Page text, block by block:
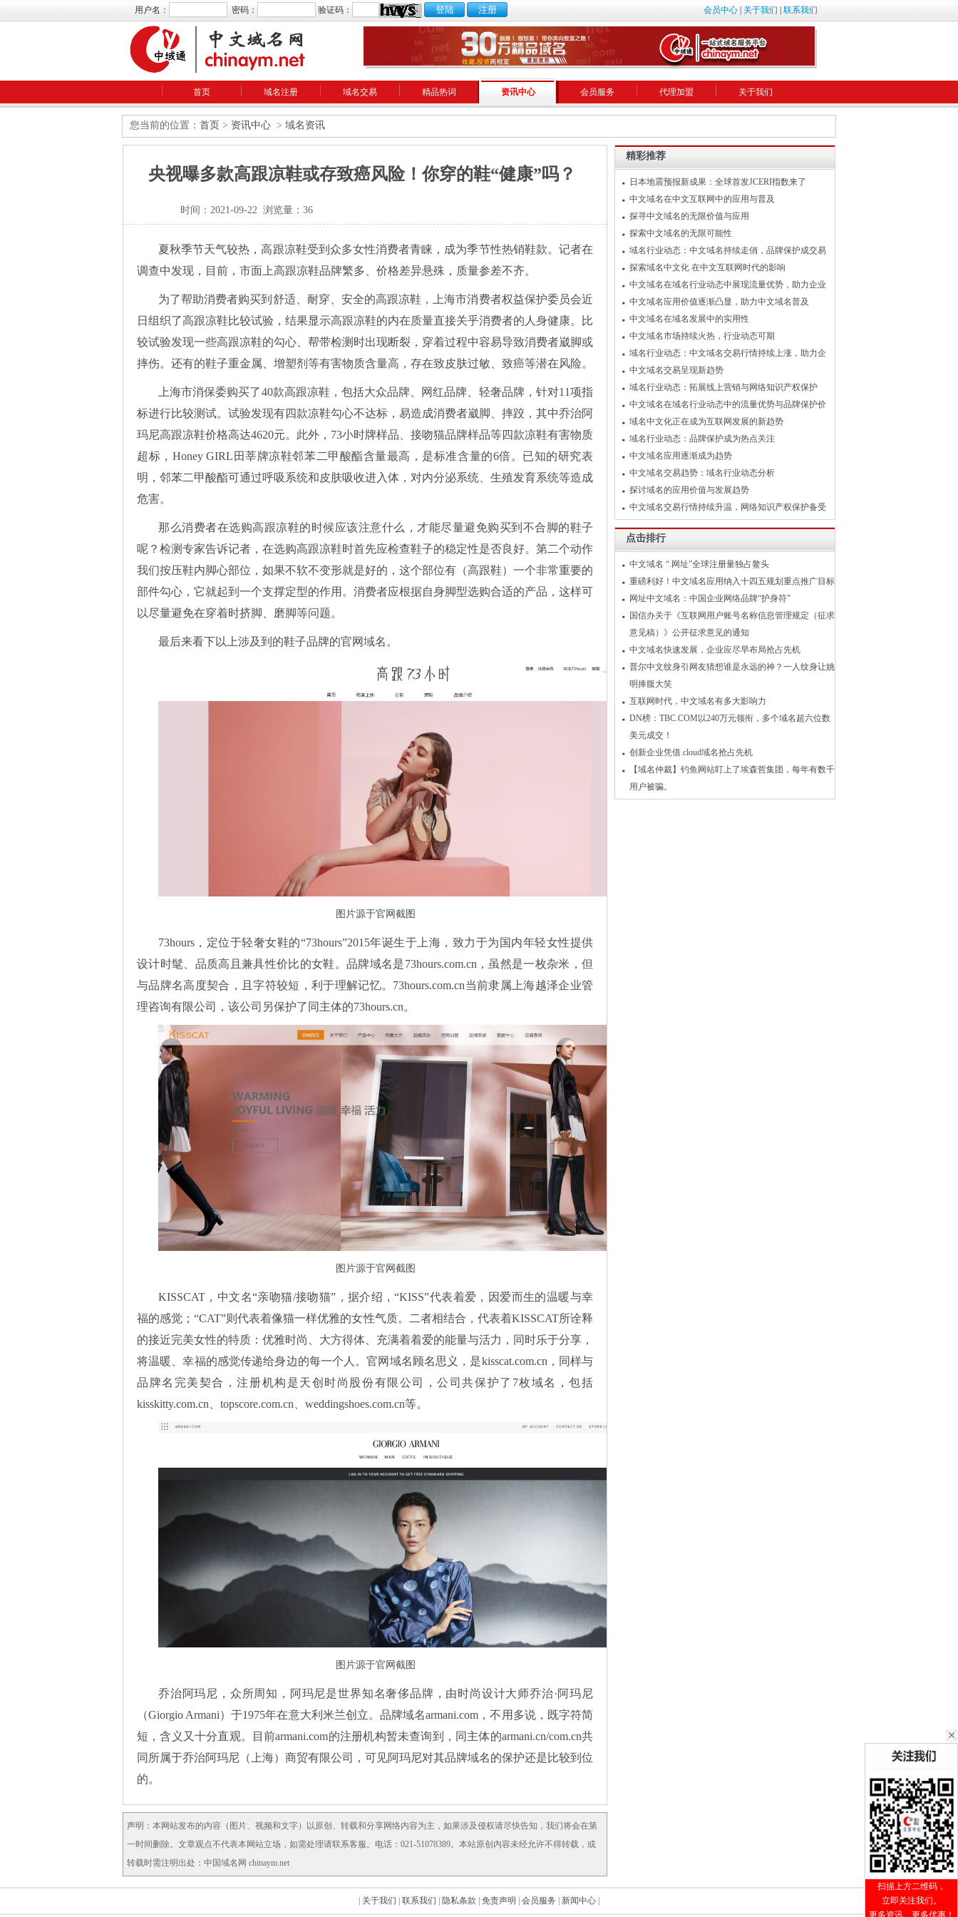
会员中心 关于我们 联系我们
用户名： 密码： 验证码：
首页 域名注册 域名交易 精品热词 资讯中心 会员服务 代理加盟 关于我们
您当前的位置： 首页 > 资讯中心 > 域名资讯
央视曝多款高跟凉鞋或存致癌风险！你穿的鞋“健康”吗？
时间：2021-09-22 浏览量：36
夏秋季节天气较热，高跟凉鞋受到众多女性消费者青睐，成为季节性热销鞋款。记者在
调查中发现，目前，市面上高跟凉鞋品牌繁多、价格差异悬殊，质量参差不齐。
为了帮助消费者购买到舒适、耐穿、安全的高跟凉鞋，上海市消费者权益保护委员会近
日组织了高跟凉鞋比较试验，结果显示高跟凉鞋的内在质量直接关乎消费者的人身健康。比
较试验发现一些高跟凉鞋的勾心、帮带检测时出现断裂，穿着过程中容易导致消费者崴脚或
摔伤。还有的鞋子重金属、增塑剂等有害物质含量高，存在致皮肤过敏、致癌等潜在风险。
上海市消保委购买了40款高跟凉鞋，包括大众品牌、网红品牌、轻奢品牌，针对11项指
标进行比较测试。试验发现有四款凉鞋勾心不达标，易造成消费者崴脚、摔跤，其中乔治阿
玛尼高跟凉鞋价格高达4620元。此外，73小时牌样品、接吻猫品牌样品等四款凉鞋有害物质
超标，Honey GIRL田莘牌凉鞋邻苯二甲酸酯含量最高，是标准含量的6倍。已知的研究表
明，邻苯二甲酸酯可通过呼吸系统和皮肤吸收进入体，对内分泌系统、生殖发育系统等造成
危害。
那么消费者在选购高跟凉鞋的时候应该注意什么，才能尽量避免购买到不合脚的鞋子
呢？检测专家告诉记者，在选购高跟凉鞋时首先应检查鞋子的稳定性是否良好。第二个动作
我们按压鞋内脚心部位，如果不软不变形就是好的，这个部位有（高跟鞋）一个非常重要的
部件勾心，它就起到一个支撑定型的作用。消费者应根据自身脚型选购合适的产品，这样可
以尽量避免在穿着时挤脚、磨脚等问题。
最后来看下以上涉及到的鞋子品牌的官网域名。
图片源于官网截图
73hours，定位于轻奢女鞋的“73hours”2015年诞生于上海，致力于为国内年轻女性提供
设计时髦、品质高且兼具性价比的女鞋。品牌域名是73hours.com.cn，虽然是一枚杂米，但
与品牌名高度契合，且字符较短，利于理解记忆。73hours.com.cn当前隶属上海越泽企业管
理咨询有限公司，该公司另保护了同主体的73hours.cn。
图片源于官网截图
KISSCAT，中文名“亲吻猫/接吻猫”，据介绍，“KISS”代表着爱，因爱而生的温暖与幸
福的感觉；“CAT”则代表着像猫一样优雅的女性气质。二者相结合，代表着KISSCAT所诠释
的接近完美女性的特质：优雅时尚、大方得体、充满着着爱的能量与活力，同时乐于分享，
将温暖、幸福的感觉传递给身边的每一个人。官网域名顾名思义，是kisscat.com.cn ，同样与
品牌名完美契合，注册机构是天创时尚股份有限公司，公司共保护了 7枚域名，包括
kisskitty.com.cn、topscore.com.cn、weddingshoes.com.cn等。
图片源于官网截图
乔治阿玛尼，众所周知， 阿玛尼是世界知名奢侈品牌，由时尚设计大师乔治·阿玛尼
（Giorgio Armani）于1975年在意大利米兰创立。品牌域名armani.com ，不用多说，既字符简
短，含义又十分直观。目前armani.com的注册机构暂未查询到，同主体的armani.cn/com.cn共
同所属于乔治阿玛尼（上海）商贸有限公司，可见阿玛尼对其品牌域名的保护还是比较到位
的。
声明：本网站发布的内容（图片、视频和文字）以原创、转载和分享网络内容为主，如果涉及侵权请尽快告知，我们将会在第
一时间删除。文章观点不代表本网站立场，如需处理请联系客服。电话：021-51078389。本站原创内容未经允许不得转载，或
转载时需注明出处：中国域名网 chinaym.net
精彩推荐
日本地震预报新成果：全球首发JCERI指数来了
中文域名在中文互联网中的应用与普及
探寻中文域名的无限价值与应用
探索中文域名的无限可能性
域名行业动态：中文域名持续走俏，品牌保护成交易
探索域名中文化 在中文互联网时代的影响
中文域名在域名行业动态中展现流量优势，助力企业
中文域名应用价值逐渐凸显，助力中文域名普及
中文域名在域名发展中的实用性
中文域名市场持续火热，行业动态可期
域名行业动态：中文域名交易行情持续上涨，助力企
中文域名交易呈现新趋势
域名行业动态：拓展线上营销与网络知识产权保护
中文域名在域名行业动态中的流量优势与品牌保护价
域名中文化正在成为互联网发展的新趋势
域名行业动态：品牌保护成为热点关注
中文域名应用逐渐成为趋势
中文域名交易趋势：域名行业动态分析
探讨域名的应用价值与发展趋势
中文域名交易行情持续升温，网络知识产权保护备受
点击排行
中文域名 “.网址”全球注册量独占鳌头
重磅利好！中文域名应用纳入十四五规划重点推广目标
网址中文域名：中国企业网络品牌“护身符”
国信办关于《互联网用户账号名称信息管理规定（征求
意见稿）》公开征求意见的通知
中文域名快速发展，企业应尽早布局抢占先机
普尔中文纹身引网友猜想谁是永远的神？一人纹身让姚
明捧腹大笑
互联网时代，中文域名有多大影响力
DN榜：TBC.COM以240万元领衔，多个域名超六位数
美元成交！
创新企业凭借.cloud域名抢占先机
【域名仲裁】钓鱼网站盯上了埃森哲集团，每年有数千
用户被骗。
关于我们 联系我们 隐私条款 免责声明 会员服务 新闻中心
扫描上方二维码，
立即关注我们。
更多资讯，更多优惠！